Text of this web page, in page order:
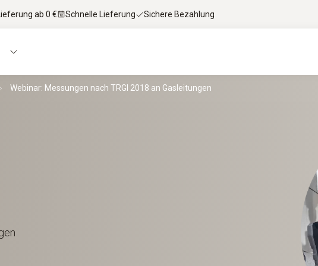
ab 0 € Schnelle Lieferung Sichere Bezahlung
Webinar: Messungen nach TRGI 2018 an Gasleitungen